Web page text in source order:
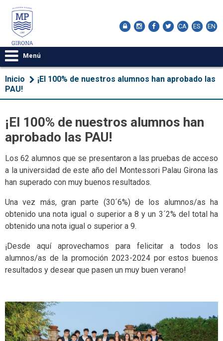
CA ES EN
Menú
Inicio
¡El 100% de nuestros alumnos han aprobado las
PAU!
¡El 100% de nuestros alumnos han
aprobado las PAU!
Los 62 alumnos que se presentaron a las pruebas de acceso
a la universidad de este año del Montessori Palau Girona las
han superado con muy buenos resultados.
Una vez más, gran parte (30´6%) de los alumnos/as ha
obtenido una nota igual o superior a 8 y un 3´2% del total ha
obtenido una nota igual o superior a 9.
¡Desde aquí aprovechamos para felicitar a todos los
alumnos/as de la promoción 2023-2024 por estos buenos
resultados y desear que pasen un muy buen verano!